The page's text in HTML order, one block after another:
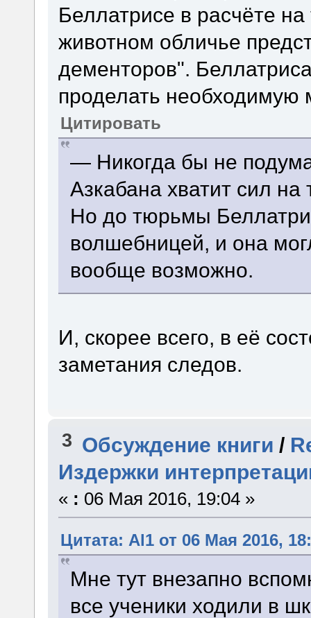
Беллатрисе в расчёте
животном обличье
дементоров".
проделать необходимую
Цитировать
— Никогда бы не
Азкабана хватит сил
Но до тюрьмы
волшебницей, и она
вообще возможно.
И, скорее всего, в её
заметания следов.
3 Обсуждение книги /
Издержки
« : 06 Мая 2016, 19:04 »
Цитата: Al1 от 06 Мая 2016,
Мне тут внезапно
все ученики ходили в